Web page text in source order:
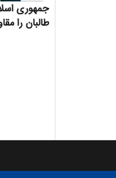
جمهوری
طالبان را